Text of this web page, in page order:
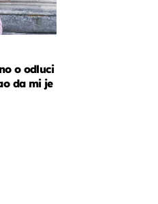
o odluci
da mi je